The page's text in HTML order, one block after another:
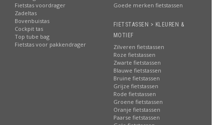
Fietstas voordrager
Zadeltas
Bovenbuistas
Cockpit tas
Top tube bag
Fietstas voor pakkendrager
Goede merken fietstassen
FIETSTASSEN > KLEUREN &
MOTIEF
Zilveren fietstassen
Roze fietstassen
Zwarte fietstassen
Blauwe fietstassen
Bruine fietstassen
Grijze fietstassen
Rode fietstassen
Groene fietstassen
Oranje fietstassen
Paarse fietstassen